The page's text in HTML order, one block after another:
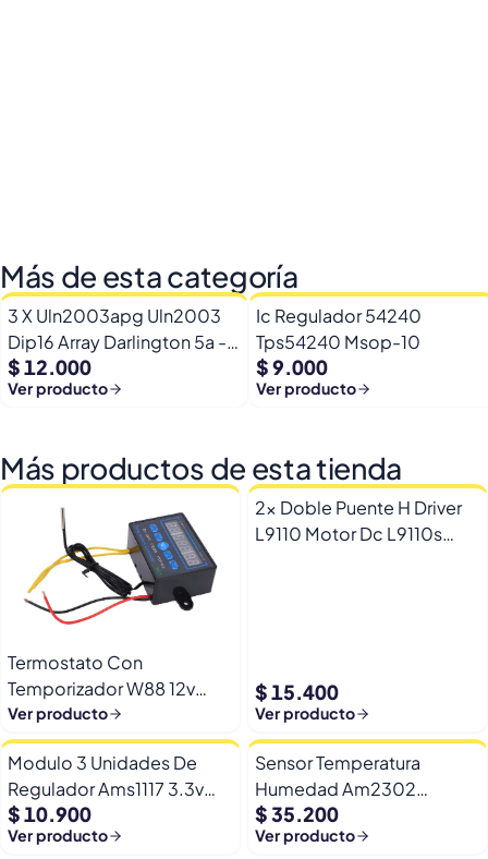
Más de esta categoría
3 X Uln2003apg Uln2003
Dip16 Array Darlington 5a -
50v
$ 12.000
Ver producto
Ic Regulador 54240
Tps54240 Msop-10
$ 9.000
Ver producto
Más productos de esta tienda
Termostato Con
Temporizador W88 12v
Automatico Frio Calor
Ver producto
2x Doble Puente H Driver
L9110 Motor Dc L9110s
$ 15.400
Ver producto
Modulo 3 Unidades De
Regulador Ams1117 3.3v
Yp-8 Con Pines
$ 10.900
Ver producto
Sensor Temperatura
Humedad Am2302
Dht22/am2302 Digital
Esp32
$ 35.200
Ver producto